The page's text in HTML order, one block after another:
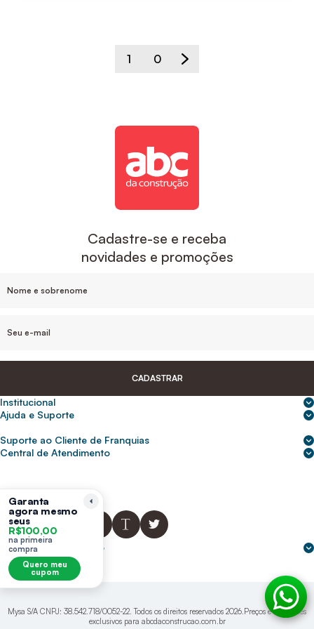
1 0
Cadastre-se e receba
novidades e promoções
CADASTRAR
Institucional
Sobre nós
Para empresas
Ajuda e Suporte
Frete e entrega
Política de Privacidade
Privacidade e segurança
Suporte ao Cliente de Franquias
2ª Via de Boletos - Crédito ABC
Central de Atendimento
abcnasuacasa.atendimento@abcdaconstrucao.com.br
Voz: Segunda a Sexta das 08:00 às 18:00
Whatsapp: Segunda a Sexta das 08:00 às 18:00
Domingos e Feriados - sem expediente.
Formas de pagamento
Mysa S/A CNPJ: 38.542.718/0052-22. Todos os direitos reservados 2026.Preços e condições
exclusivos para abcdaconstrucao.com.br
Garanta
agora mesmo
seus
R$100,00
na primeira
compra
Quero meu
cupom